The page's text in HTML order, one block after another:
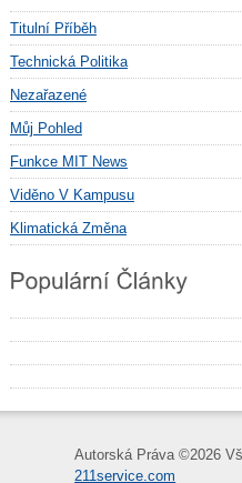
Titulní Příběh
Technická Politika
Nezařazené
Můj Pohled
Funkce MIT News
Viděno V Kampusu
Klimatická Změna
Autorská Práva ©2026
211service.com